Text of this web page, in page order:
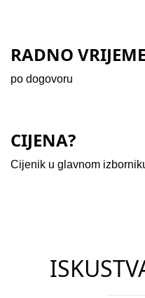
RADNO VRIJEME
po dogovoru
CIJENA?
Cijenik u glavnom